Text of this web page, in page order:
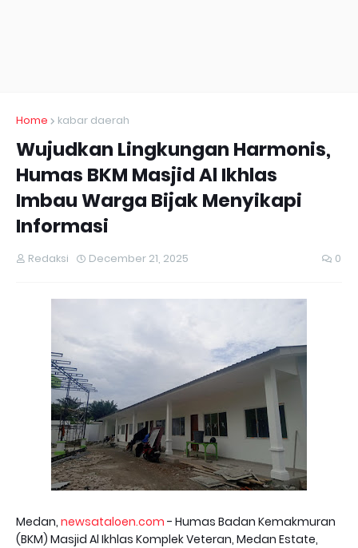
Home kabar daerah
Wujudkan Lingkungan Harmonis,
Humas BKM Masjid Al Ikhlas
Imbau Warga Bijak Menyikapi
Informasi
Redaksi December 21, 2025 0
Medan, newsataloen.com - Humas Badan Kemakmuran
(BKM) Masjid Al Ikhlas Komplek Veteran, Medan Estate,